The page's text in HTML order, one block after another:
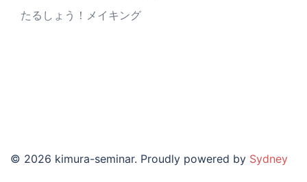
たるしょう！メイキング
© 2026 kimura-seminar. Proudly powered by Sydney